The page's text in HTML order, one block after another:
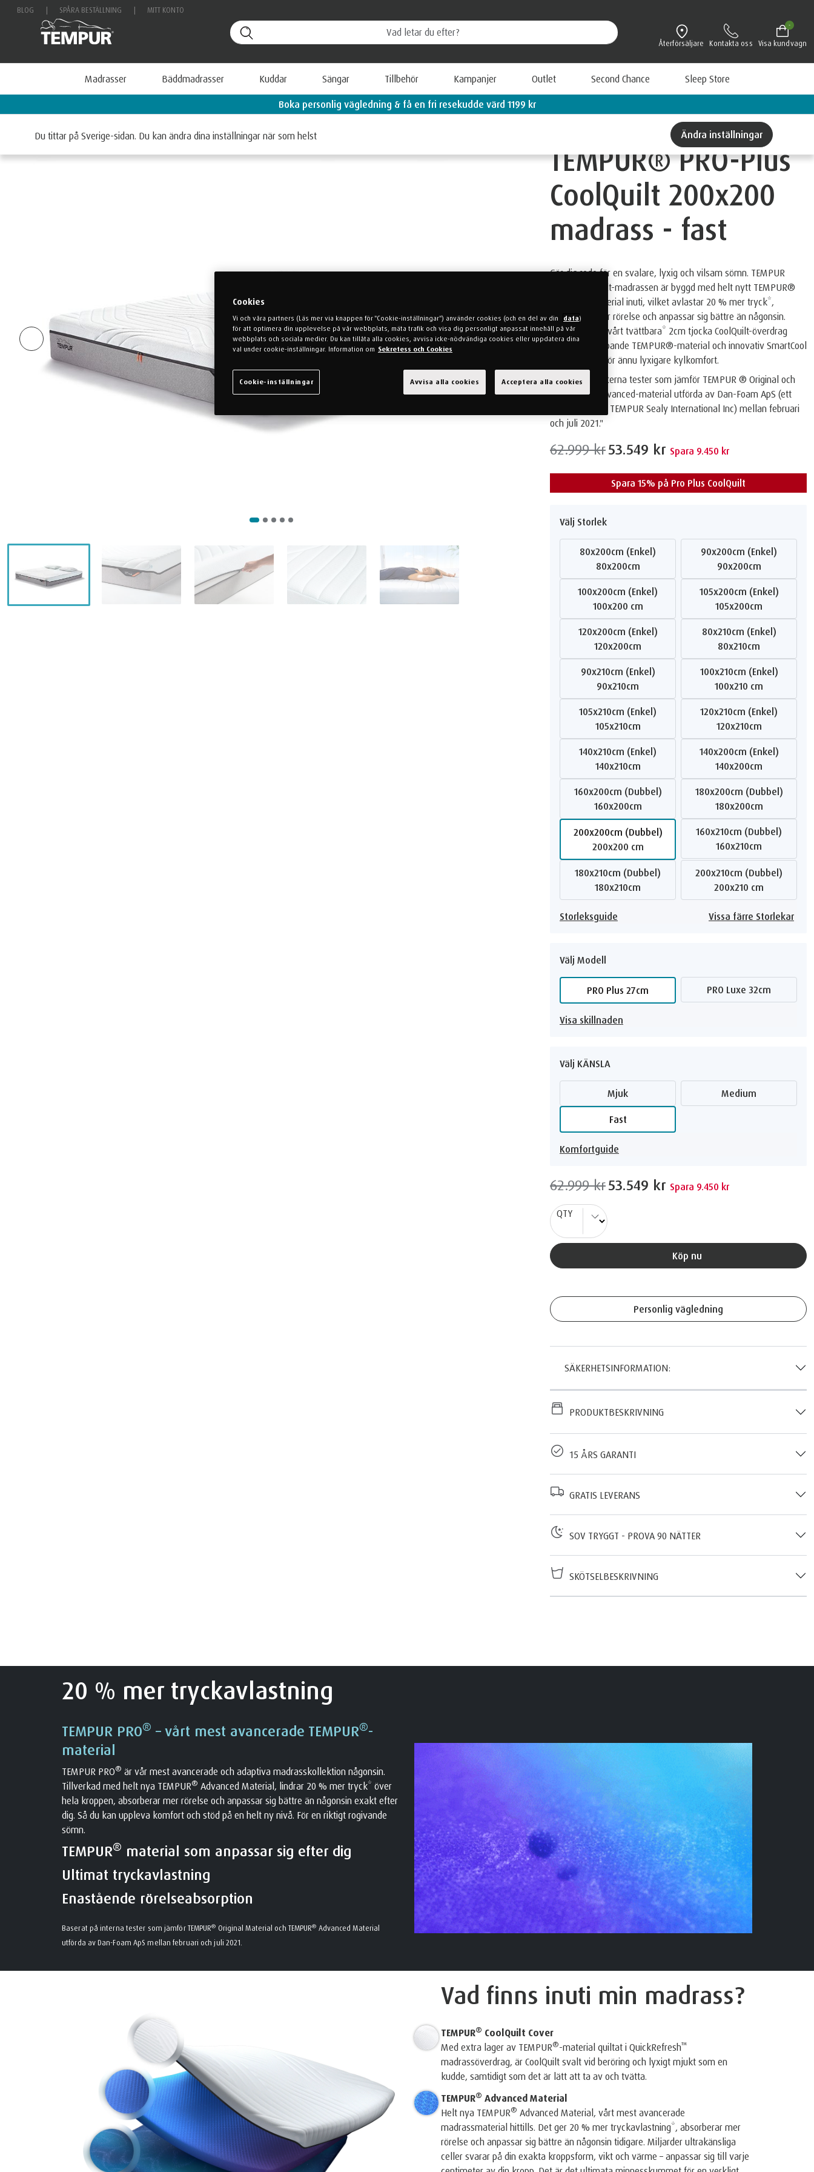
BLOG SPÅRA BESTÄLLNING MITT KONTO
Återförsäljare Kontakta oss Visa kundvagn
-
Madrasser Bäddmadrasser Kuddar Sängar Tillbehör Kampanjer Outlet Second Chance Sleep Store
Boka personlig vägledning & få en fri resekudde värd 1199 kr Lär dig mer om TEMPUR
Du tittar på Sverige-sidan. Du kan ändra dina inställningar när som helst Ändra inställningar
TEMPUR® PRO-Plus
CoolQuilt 200x200
madrass - fast
Gör dig redo för en svalare, lyxig och vilsam sömn. TEMPUR
PRO® CoolQuilt-madrassen är byggd med helt nytt TEMPUR®
Advanced Material inuti, vilket avlastar 20 % mer tryck*,
absorberar mer rörelse och anpassar sig bättre än någonsin.
Dessutom har vårt tvättbara* 2cm tjocka CoolQuilt-överdrag
vadderat dämpande TEMPUR®-material och innovativ SmartCool
Technology™️ för ännu lyxigare kylkomfort.
*Baserat på interna tester som jämför TEMPUR ® Original och
TEMPUR ® Advanced-material utförda av Dan-Foam ApS (ett
dotterbolag till TEMPUR Sealy International Inc) mellan februari
och juli 2021."
62.999 kr53.549 kr Spara 9.450 kr
Spara 15% på Pro Plus CoolQuilt
Välj Storlek
80x200cm (Enkel)
80x200cm
90x200cm (Enkel)
90x200cm
100x200cm (Enkel)
100x200 cm
105x200cm (Enkel)
105x200cm
120x200cm (Enkel)
120x200cm
80x210cm (Enkel)
80x210cm
90x210cm (Enkel)
90x210cm
100x210cm (Enkel)
100x210 cm
105x210cm (Enkel)
105x210cm
120x210cm (Enkel)
120x210cm
140x210cm (Enkel)
140x210cm
140x200cm (Enkel)
140x200cm
160x200cm (Dubbel)
160x200cm
180x200cm (Dubbel)
180x200cm
200x200cm (Dubbel)
200x200 cm
160x210cm (Dubbel)
160x210cm
180x210cm (Dubbel)
180x210cm
200x210cm (Dubbel)
200x210 cm
Storleksguide Vissa färre Storlekar
Välj Modell
PRO Plus 27cm PRO Luxe 32cm
Visa skillnaden
Välj KÄNSLA
Mjuk Medium
Fast
Komfortguide
62.999 kr53.549 kr Spara 9.450 kr
QTY
Köp nu
Personlig vägledning
SÄKERHETSINFORMATION:
PRODUKTBESKRIVNING
15 ÅRS GARANTI
GRATIS LEVERANS
SOV TRYGGT - PROVA 90 NÄTTER
SKÖTSELBESKRIVNING
20 % mer tryckavlastning
TEMPUR PRO® – vårt mest avancerade TEMPUR®-
material
TEMPUR PRO® är vår mest avancerade och adaptiva madrasskollektion någonsin.
Tillverkad med helt nya TEMPUR® Advanced Material, lindrar 20 % mer tryck* över
hela kroppen, absorberar mer rörelse och anpassar sig bättre än någonsin exakt efter
dig. Så du kan uppleva komfort och stöd på en helt ny nivå. För en riktigt rogivande
sömn.
TEMPUR® material som anpassar sig efter dig
Ultimat tryckavlastning
Enastående rörelseabsorption
Baserat på interna tester som jämför TEMPUR® Original Material och TEMPUR® Advanced Material
utförda av Dan-Foam ApS mellan februari och juli 2021.
Vad finns inuti min madrass?
TEMPUR® CoolQuilt Cover
Med extra lager av TEMPUR®-material quiltat i QuickRefresh™
madrassöverdrag, är CoolQuilt svalt vid beröring och lyxigt mjukt som en
kudde, samtidigt som det är lätt att ta av och tvätta.
TEMPUR® Advanced Material
Helt nya TEMPUR® Advanced Material, vårt mest avancerade
madrassmaterial hittills. Det ger 20 % mer tryckavlastning*, absorberar mer
rörelse och anpassar sig bättre än någonsin tidigare. Miljarder ultrakänsliga
celler svarar på din exakta kroppsform, vikt och värme – anpassar sig till varje
Cookies
Vi och våra partners (Läs mer via knappen för "Cookie-inställningar") använder cookies (och en del av din data)
för att optimera din upplevelse på vår webbplats, mäta trafik och visa dig personligt anpassat innehåll på vår
webbplats och sociala medier. Du kan tillåta alla cookies, avvisa icke-nödvändiga cookies eller uppdatera dina
val under cookie-inställningar. Information om Sekretess och Cookies
Cookie-inställningar Avvisa alla cookies Acceptera alla cookies